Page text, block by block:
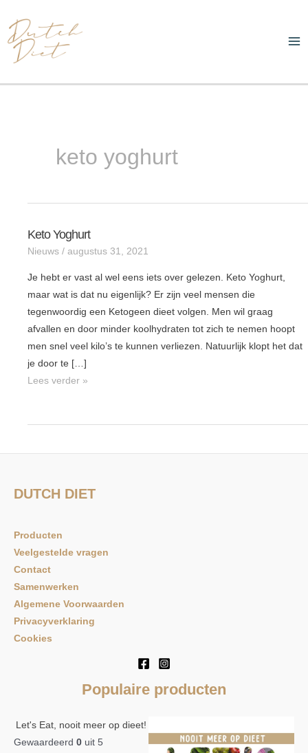
naar
de
inhoud
keto yoghurt
Keto Yoghurt
Nieuws /augustus 31, 2021
Je hebt er vast al wel eens iets over gelezen. Keto Yoghurt,
maar wat is dat nu eigenlijk? Er zijn veel mensen die
tegenwoordig een Ketogeen dieet volgen. Men wil graag
afvallen en door minder koolhydraten tot zich te nemen hoopt
men snel veel kilo’s te kunnen verliezen. Natuurlijk klopt het dat
je door te […]
Keto
Yoghurt
Lees verder »
DUTCH DIET
Producten
Veelgestelde vragen
Contact
Samenwerken
Algemene Voorwaarden
Privacyverklaring
Cookies
Populaire producten
Let's Eat, nooit meer op dieet!
Gewaardeerd 0 uit 5